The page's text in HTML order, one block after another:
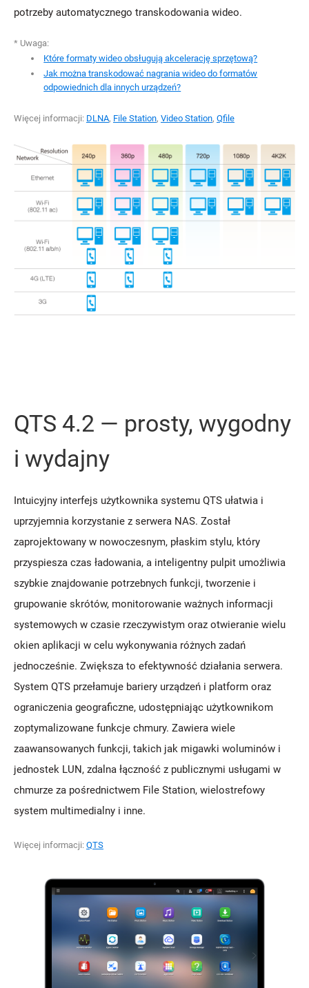
potrzeby automatycznego transkodowania wideo.
* Uwaga:
Które formaty wideo obsługują akcelerację sprzętową?
Jak można transkodować nagrania wideo do formatów
odpowiednich dla innych urządzeń?
Więcej informacji: DLNA, File Station, Video Station, Qfile
QTS 4.2 — prosty, wygodny
i wydajny
Intuicyjny interfejs użytkownika systemu QTS ułatwia i
uprzyjemnia korzystanie z serwera NAS. Został
zaprojektowany w nowoczesnym, płaskim stylu, który
przyspiesza czas ładowania, a inteligentny pulpit umożliwia
szybkie znajdowanie potrzebnych funkcji, tworzenie i
grupowanie skrótów, monitorowanie ważnych informacji
systemowych w czasie rzeczywistym oraz otwieranie wielu
okien aplikacji w celu wykonywania różnych zadań
jednocześnie. Zwiększa to efektywność działania serwera.
System QTS przełamuje bariery urządzeń i platform oraz
ograniczenia geograficzne, udostępniając użytkownikom
zoptymalizowane funkcje chmury. Zawiera wiele
zaawansowanych funkcji, takich jak migawki woluminów i
jednostek LUN, zdalna łączność z publicznymi usługami w
chmurze za pośrednictwem File Station, wielostrefowy
system multimedialny i inne.
Więcej informacji: QTS